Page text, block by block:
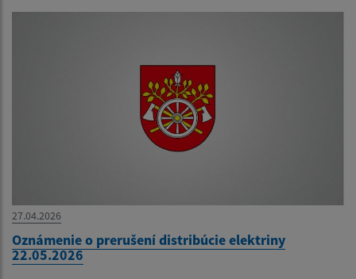
27.04.2026
Oznámenie o prerušení distribúcie elektriny
22.05.2026